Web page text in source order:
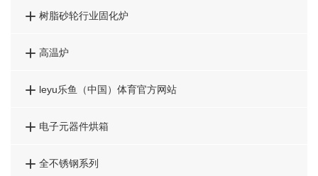
 树脂砂轮行业固化炉
 高温炉
 leyu乐鱼（中国）体育官方网站
 电子元器件烘箱
 全不锈钢系列